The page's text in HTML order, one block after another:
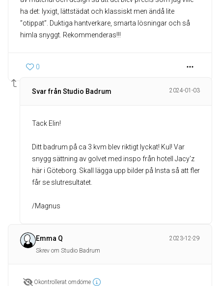
ha det: lyxigt, lättstädat och klassiskt men ändå lite
”otippat”. Duktiga hantverkare, smarta lösningar och så
himla snyggt. Rekommenderas!!!
0
Svar från Studio Badrum 2024-01-03
Tack Elin!
Ditt badrum på ca 3 kvm blev riktigt lyckat! Kul! Var
snygg sättning av golvet med inspo från hotell Jacy'z
här i Göteborg. Skall lägga upp bilder på Insta så att fler
får se slutresultatet.
Emma Q
2023-12-29
Skrev om Studio Badrum
Okontrollerat omdöme